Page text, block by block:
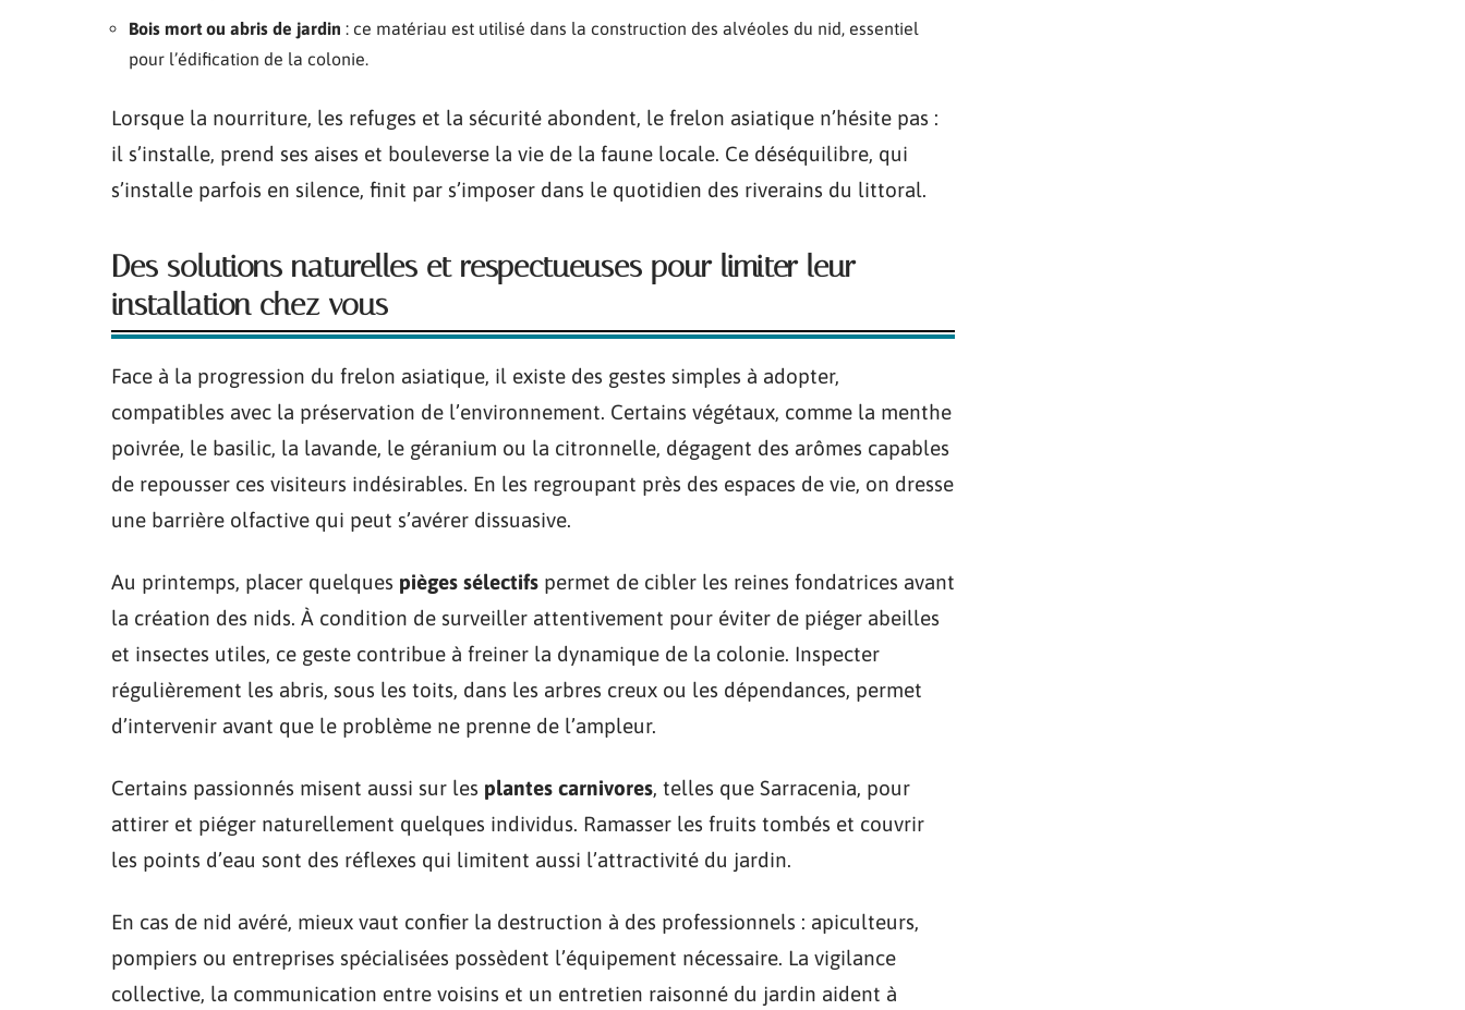
Bois mort ou abris de jardin : ce matériau est utilisé dans la construction des alvéoles du nid, essentiel
pour l’édification de la colonie.
Lorsque la nourriture, les refuges et la sécurité abondent, le frelon asiatique n’hésite pas :
il s’installe, prend ses aises et bouleverse la vie de la faune locale. Ce déséquilibre, qui
s’installe parfois en silence, finit par s’imposer dans le quotidien des riverains du littoral.
Des solutions naturelles et respectueuses pour limiter leur
installation chez vous
Face à la progression du frelon asiatique, il existe des gestes simples à adopter,
compatibles avec la préservation de l’environnement. Certains végétaux, comme la menthe
poivrée, le basilic, la lavande, le géranium ou la citronnelle, dégagent des arômes capables
de repousser ces visiteurs indésirables. En les regroupant près des espaces de vie, on dresse
une barrière olfactive qui peut s’avérer dissuasive.
Au printemps, placer quelques pièges sélectifs permet de cibler les reines fondatrices avant
la création des nids. À condition de surveiller attentivement pour éviter de piéger abeilles
et insectes utiles, ce geste contribue à freiner la dynamique de la colonie. Inspecter
régulièrement les abris, sous les toits, dans les arbres creux ou les dépendances, permet
d’intervenir avant que le problème ne prenne de l’ampleur.
Certains passionnés misent aussi sur les plantes carnivores, telles que Sarracenia, pour
attirer et piéger naturellement quelques individus. Ramasser les fruits tombés et couvrir
les points d’eau sont des réflexes qui limitent aussi l’attractivité du jardin.
En cas de nid avéré, mieux vaut confier la destruction à des professionnels : apiculteurs,
pompiers ou entreprises spécialisées possèdent l’équipement nécessaire. La vigilance
collective, la communication entre voisins et un entretien raisonné du jardin aident à